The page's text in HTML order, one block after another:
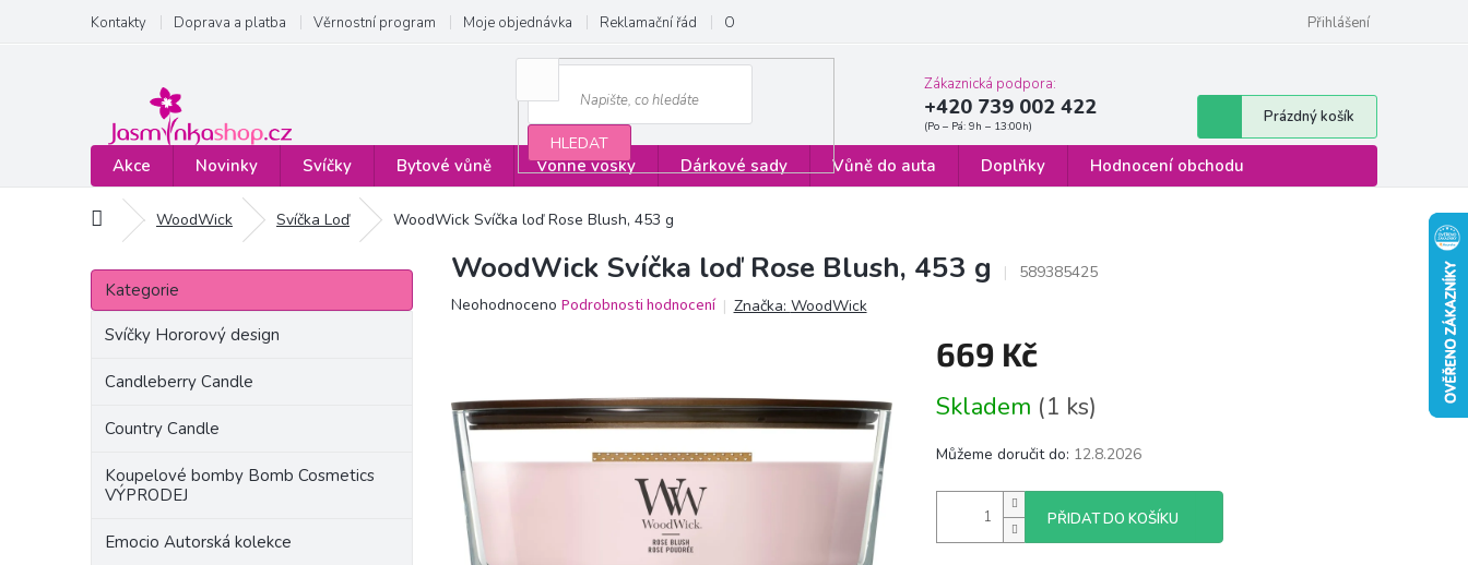
obsah
Kontakty Doprava a platba Věrnostní program Moje objednávka Reklamační řád Obchodní podmínky Formulář pro odstoupení od smlouvy
Přihlášení
HLEDAT
Zákaznická podpora:
+420 739 002 422
Nákupní
košík
Prázdný košík
Akce Novinky Svíčky Bytové vůně Vonné vosky Dárkové sady Vůně do auta Doplňky Hodnocení obchodu
Domů WoodWick Svíčka Loď WoodWick Svíčka loď Rose Blush, 453 g
P
s
Přeskočit
kategorie
Kategorie
Svíčky Hororový design
Candleberry Candle
Country Candle
Koupelové bomby Bomb Cosmetics
VÝPRODEJ
Emocio Autorská kolekce
WoodWick Svíčka loď Rose Blush, 453 g
589385425
Průměrné
z
5
hvězdiček.
Neohodnoceno Podrobnosti hodnocení Značka: WoodWick
669 Kč
cena:
Skladem (1 ks)
Můžeme doručit do: 12.8.2026
PŘIDAT DO KOŠÍKU